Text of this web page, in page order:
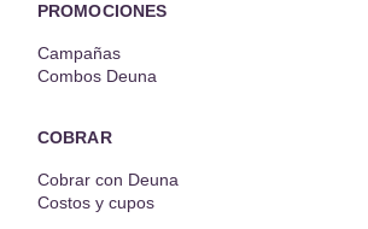
PROMOCIONES
Campañas
Combos Deuna
COBRAR
Cobrar con Deuna
Costos y cupos